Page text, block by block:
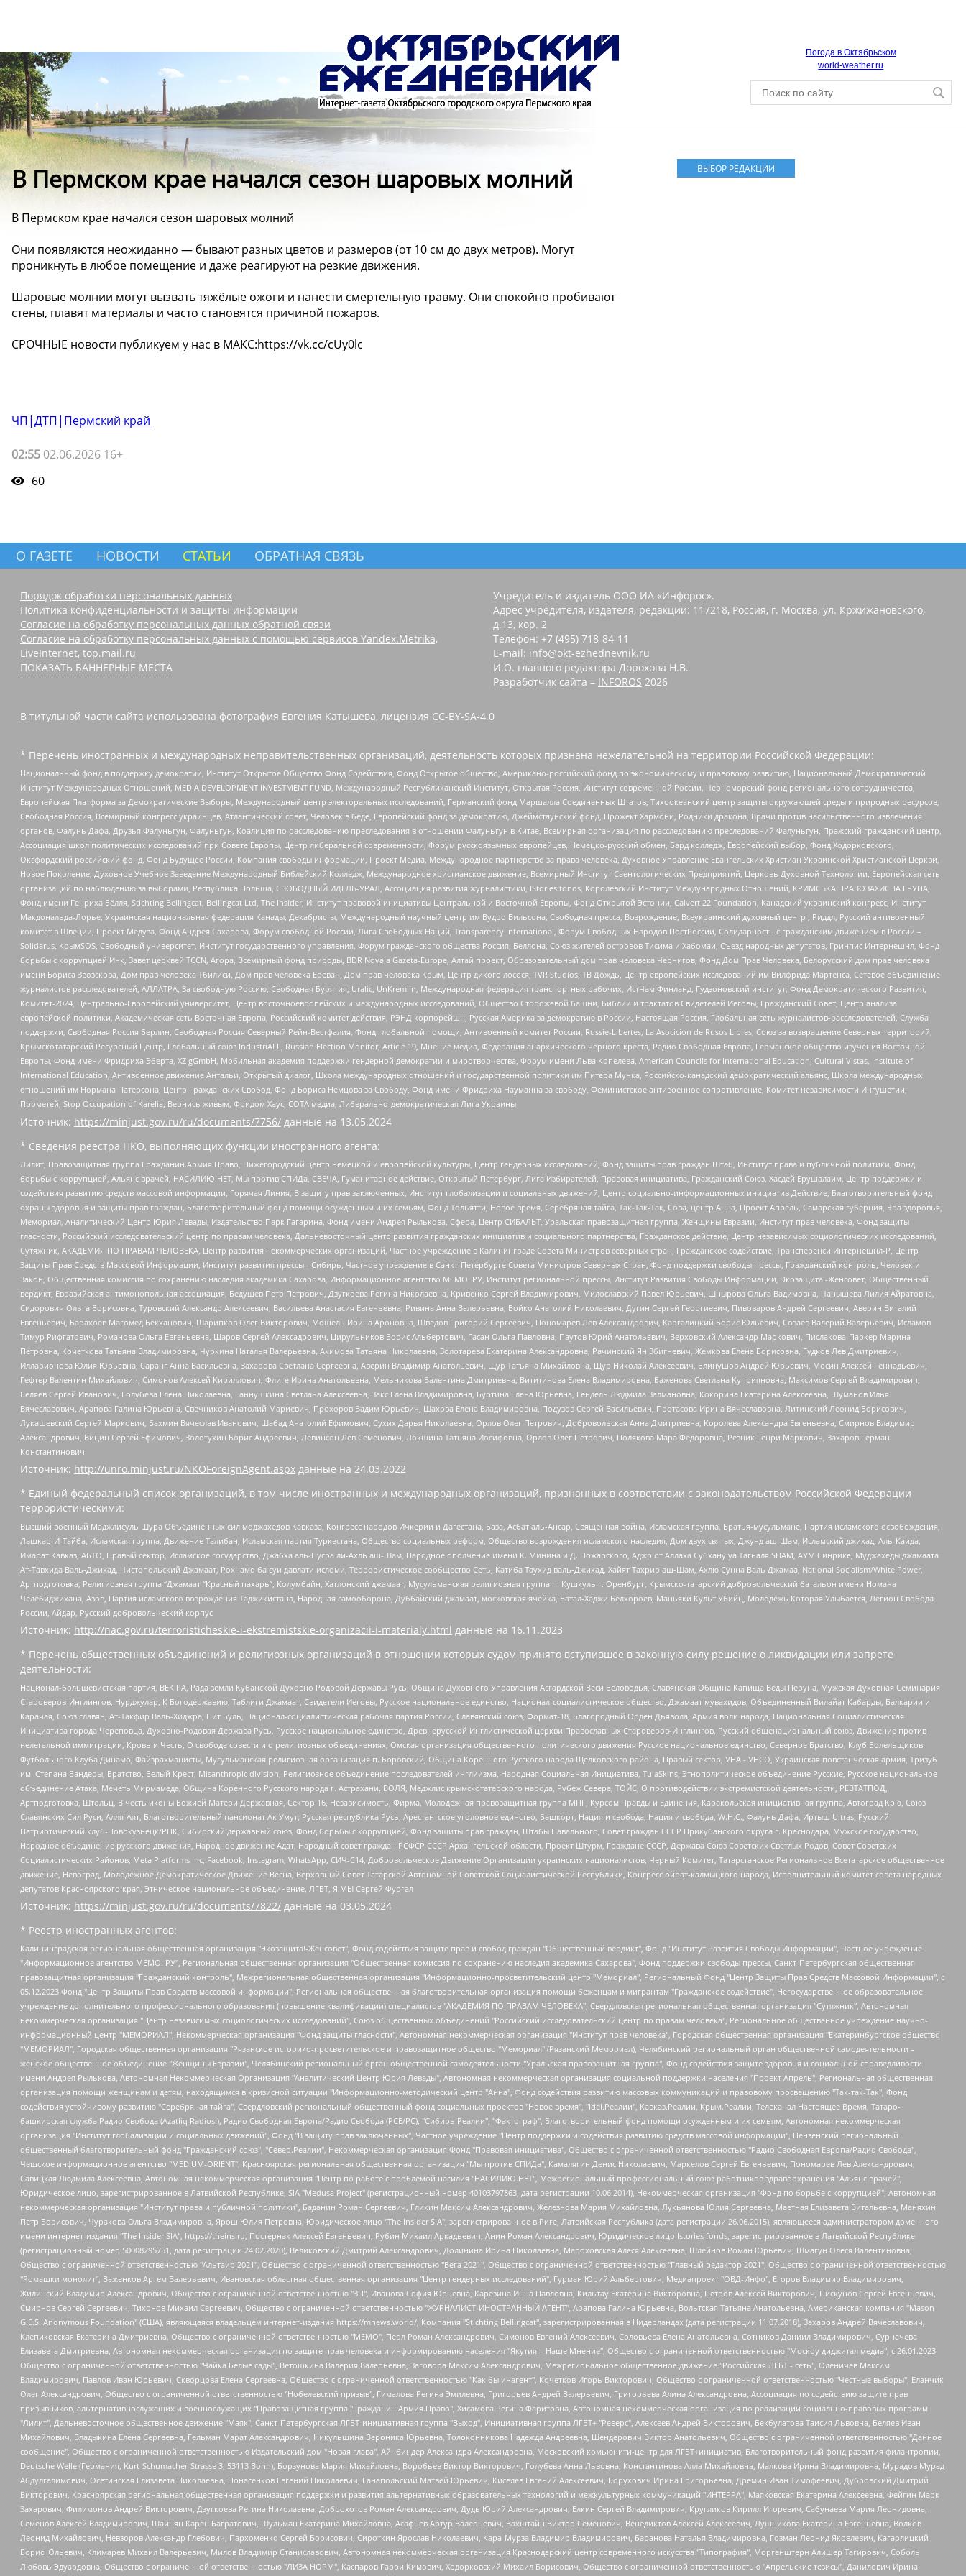
Погода в Октябрьском
world-weather.ru
️В Пермском крае начался сезон шаровых молний
️В Пермском крае начался сезон шаровых молний
Они появляются неожиданно — бывают разных цветов и размеров (от 10 см до двух метров). Могут
проникнуть в любое помещение и даже реагируют на резкие движения.
Шаровые молнии могут вызвать тяжёлые ожоги и нанести смертельную травму. Они спокойно пробивают
стены, плавят материалы и часто становятся причиной пожаров.
СРОЧНЫЕ новости публикуем у нас в МАКС:https://vk.cc/cUy0lc
ЧП|ДТП|Пермский край
02:55 02.06.2026 16+
60
ВЫБОР РЕДАКЦИИ
О ГАЗЕТЕ НОВОСТИ СТАТЬИ ОБРАТНАЯ СВЯЗЬ
Порядок обработки персональных данных
Политика конфиденциальности и защиты информации
Согласие на обработку персональных данных обратной связи
Согласие на обработку персональных данных с помощью сервисов Yandex.Metrika,
LiveInternet, top.mail.ru
ПОКАЗАТЬ БАННЕРНЫЕ МЕСТА
Учредитель и издатель ООО ИА «Инфорос».
Адрес учредителя, издателя, редакции: 117218, Россия, г. Москва, ул. Кржижановского,
д.13, кор. 2
Телефон: +7 (495) 718-84-11
E-mail: info@okt-ezhednevnik.ru
И.О. главного редактора Дорохова Н.В.
Разработчик сайта – INFOROS 2026
В титульной части сайта использована фотография Евгения Катышева, лицензия CC-BY-SA-4.0
* Перечень иностранных и международных неправительственных организаций, деятельность которых признана нежелательной на территории Российской Федерации:
Национальный фонд в поддержку демократии, Институт Открытое Общество Фонд Содействия, Фонд Открытое общество, Американо-российский фонд по экономическому и правовому развитию, Национальный Демократический
Институт Международных Отношений, MEDIA DEVELOPMENT INVESTMENT FUND, Международный Республиканский Институт, Открытая Россия, Институт современной России, Черноморский фонд регионального сотрудничества,
Европейская Платформа за Демократические Выборы, Международный центр электоральных исследований, Германский фонд Маршалла Соединенных Штатов, Тихоокеанский центр защиты окружающей среды и природных ресурсов,
Свободная Россия, Всемирный конгресс украинцев, Атлантический совет, Человек в беде, Европейский фонд за демократию, Джеймстаунский фонд, Прожект Хармони, Родники дракона, Врачи против насильственного извлечения
органов, Фалунь Дафа, Друзья Фалуньгун, Фалуньгун, Коалиция по расследованию преследования в отношении Фалуньгун в Китае, Всемирная организация по расследованию преследований Фалуньгун, Пражский гражданский центр,
Ассоциация школ политических исследований при Совете Европы, Центр либеральной современности, Форум русскоязычных европейцев, Немецко-русский обмен, Бард колледж, Европейский выбор, Фонд Ходорковского,
Оксфордский российский фонд, Фонд Будущее России, Компания свободы информации, Проект Медиа, Международное партнерство за права человека, Духовное Управление Евангельских Христиан Украинской Христианской Церкви,
Новое Поколение, Духовное Учебное Заведение Международный Библейский Колледж, Международное христианское движение, Всемирный Институт Саентологических Предприятий, Церковь Духовной Технологии, Европейская сеть
организаций по наблюдению за выборами, Республика Польша, СВОБОДНЫЙ ИДЕЛЬ-УРАЛ, Ассоциация развития журналистики, IStories fonds, Королевский Институт Международных Отношений, КРИМСЬКА ПРАВОЗАХИСНА ГРУПА,
Фонд имени Генриха Бёлля, Stichting Bellingcat, Bellingcat Ltd, The Insider, Институт правовой инициативы Центральной и Восточной Европы, Фонд Открытой Эстонии, Calvert 22 Foundation, Канадский украинский конгресс, Институт
Макдональда-Лорье, Украинская национальная федерация Канады, Декабристы, Международный научный центр им Вудро Вильсона, Свободная пресса, Возрождение, Всеукраинский духовный центр , Риддл, Русский антивоенный
комитет в Швеции, Проект Медуза, Фонд Андрея Сахарова, Форум свободной России, Лига Свободных Наций, Transparеncy International, Форум Свободных Народов ПостРоссии, Солидарность с гражданским движением в России –
Solidarus, КрымSOS, Свободный университет, Институт государственного управления, Форум гражданского общества Россия, Беллона, Союз жителей островов Тисима и Хабомаи, Съезд народных депутатов, Гринпис Интернешнл, Фонд
борьбы с коррупцией Инк, Завет церквей TCCN, Агора, Всемирный фонд природы, BDR Novaja Gazeta-Europe, Алтай проект, Образовательный дом прав человека Чернигов, Фонд Дом Прав Человека, Белорусский дом прав человека
имени Бориса Звозскова, Дом прав человека Тбилиси, Дом прав человека Ереван, Дом прав человека Крым, Центр дикого лосося, TVR Studios, ТВ Дождь, Центр европейских исследований им Вилфрида Мартенса, Сетевое объединение
журналистов расследователей, АЛЛАТРА, За свободную Россию, Свободная Бурятия, Uralic, UnKremlin, Международная федерация транспортных рабочих, ИстЧам Финланд, Гудзоновский институт, Фонд Демократического Развития,
Комитет-2024, Центрально-Европейский университет, Центр восточноевропейских и международных исследований, Общество Сторожевой башни, Библии и трактатов Свидетелей Иеговы, Гражданский Совет, Центр анализа
европейской политики, Академическая сеть Восточная Европа, Российский комитет действия, РЭНД корпорейшн, Русская Америка за демократию в России, Настоящая Россия, Глобальная сеть журналистов-расследователей, Служба
поддержки, Свободная Россия Берлин, Свободная Россия Северный Рейн-Вестфалия, Фонд глобальной помощи, Антивоенный комитет России, Russie-Libertes, La Asocicion de Rusos Libres, Союз за возвращение Северных территорий,
Крымскотатарский Ресурсный Центр, Глобальный союз IndustriALL, Russian Election Monitor, Article 19, Мнение медиа, Федерация анархического черного креста, Радио Свободная Европа, Германское общество изучения Восточной
Европы, Фонд имени Фридриха Эберта, XZ gGmbH, Мобильная академия поддержки гендерной демократии и миротворчества, Форум имени Льва Копелева, American Councils for International Education, Cultural Vistas, Institute of
International Education, Антивоенное движение Антальи, Открытый диалог, Школа международных отношений и государственной политики им Питера Мунка, Российско-канадский демократический альянс, Школа международных
отношений им Нормана Патерсона, Центр Гражданских Свобод, Фонд Бориса Немцова за Свободу, Фонд имени Фридриха Науманна за свободу, Феминистское антивоенное сопротивление, Комитет независимости Ингушетии,
Прометей, Stop Occupation of Karelia, Вернись живым, Фридом Хаус, СОТА медиа, Либерально-демократическая Лига Украины
Источник: https://minjust.gov.ru/ru/documents/7756/ данные на 13.05.2024
* Сведения реестра НКО, выполняющих функции иностранного агента:
Лилит, Правозащитная группа Гражданин.Армия.Право, Нижегородский центр немецкой и европейской культуры, Центр гендерных исследований, Фонд защиты прав граждан Штаб, Институт права и публичной политики, Фонд
борьбы с коррупцией, Альянс врачей, НАСИЛИЮ.НЕТ, Мы против СПИДа, СВЕЧА, Гуманитарное действие, Открытый Петербург, Лига Избирателей, Правовая инициатива, Гражданский Союз, Хасдей Ерушалаим, Центр поддержки и
содействия развитию средств массовой информации, Горячая Линия, В защиту прав заключенных, Институт глобализации и социальных движений, Центр социально-информационных инициатив Действие, Благотворительный фонд
охраны здоровья и защиты прав граждан, Благотворительный фонд помощи осужденным и их семьям, Фонд Тольятти, Новое время, Серебряная тайга, Так-Так-Так, Сова, центр Анна, Проект Апрель, Самарская губерния, Эра здоровья,
Мемориал, Аналитический Центр Юрия Левады, Издательство Парк Гагарина, Фонд имени Андрея Рылькова, Сфера, Центр СИБАЛЬТ, Уральская правозащитная группа, Женщины Евразии, Институт прав человека, Фонд защиты
гласности, Российский исследовательский центр по правам человека, Дальневосточный центр развития гражданских инициатив и социального партнерства, Гражданское действие, Центр независимых социологических исследований,
Сутяжник, АКАДЕМИЯ ПО ПРАВАМ ЧЕЛОВЕКА, Центр развития некоммерческих организаций, Частное учреждение в Калининграде Совета Министров северных стран, Гражданское содействие, Трансперенси Интернешнл-Р, Центр
Защиты Прав Средств Массовой Информации, Институт развития прессы - Сибирь, Частное учреждение в Санкт-Петербурге Совета Министров Северных Стран, Фонд поддержки свободы прессы, Гражданский контроль, Человек и
Закон, Общественная комиссия по сохранению наследия академика Сахарова, Информационное агентство МЕМО. РУ, Институт региональной прессы, Институт Развития Свободы Информации, Экозащита!-Женсовет, Общественный
вердикт, Евразийская антимонопольная ассоциация, Бедушев Петр Петрович, Дзугкоева Регина Николаевна, Кривенко Сергей Владимирович, Милославский Павел Юрьевич, Шнырова Ольга Вадимовна, Чанышева Лилия Айратовна,
Сидорович Ольга Борисовна, Туровский Александр Алексеевич, Васильева Анастасия Евгеньевна, Ривина Анна Валерьевна, Бойко Анатолий Николаевич, Дугин Сергей Георгиевич, Пивоваров Андрей Сергеевич, Аверин Виталий
Евгеньевич, Барахоев Магомед Бекханович, Шарипков Олег Викторович, Мошель Ирина Ароновна, Шведов Григорий Сергеевич, Пономарев Лев Александрович, Каргалицкий Борис Юльевич, Созаев Валерий Валерьевич, Исламов
Тимур Рифгатович, Романова Ольга Евгеньевна, Щаров Сергей Алексадрович, Цирульников Борис Альбертович, Гасан Ольга Павловна, Паутов Юрий Анатольевич, Верховский Александр Маркович, Пислакова-Паркер Марина
Петровна, Кочеткова Татьяна Владимировна, Чуркина Наталья Валерьевна, Акимова Татьяна Николаевна, Золотарева Екатерина Александровна, Рачинский Ян Збигневич, Жемкова Елена Борисовна, Гудков Лев Дмитриевич,
Илларионова Юлия Юрьевна, Саранг Анна Васильевна, Захарова Светлана Сергеевна, Аверин Владимир Анатольевич, Щур Татьяна Михайловна, Щур Николай Алексеевич, Блинушов Андрей Юрьевич, Мосин Алексей Геннадьевич,
Гефтер Валентин Михайлович, Симонов Алексей Кириллович, Флиге Ирина Анатольевна, Мельникова Валентина Дмитриевна, Вититинова Елена Владимировна, Баженова Светлана Куприяновна, Максимов Сергей Владимирович,
Беляев Сергей Иванович, Голубева Елена Николаевна, Ганнушкина Светлана Алексеевна, Закс Елена Владимировна, Буртина Елена Юрьевна, Гендель Людмила Залмановна, Кокорина Екатерина Алексеевна, Шуманов Илья
Вячеславович, Арапова Галина Юрьевна, Свечников Анатолий Мариевич, Прохоров Вадим Юрьевич, Шахова Елена Владимировна, Подузов Сергей Васильевич, Протасова Ирина Вячеславовна, Литинский Леонид Борисович,
Лукашевский Сергей Маркович, Бахмин Вячеслав Иванович, Шабад Анатолий Ефимович, Сухих Дарья Николаевна, Орлов Олег Петрович, Добровольская Анна Дмитриевна, Королева Александра Евгеньевна, Смирнов Владимир
Александрович, Вицин Сергей Ефимович, Золотухин Борис Андреевич, Левинсон Лев Семенович, Локшина Татьяна Иосифовна, Орлов Олег Петрович, Полякова Мара Федоровна, Резник Генри Маркович, Захаров Герман
Константинович
Источник: http://unro.minjust.ru/NKOForeignAgent.aspx данные на 24.03.2022
* Единый федеральный список организаций, в том числе иностранных и международных организаций, признанных в соответствии с законодательством Российской Федерации
террористическими:
Высший военный Маджлисуль Шура Объединенных сил моджахедов Кавказа, Конгресс народов Ичкерии и Дагестана, База, Асбат аль-Ансар, Священная война, Исламская группа, Братья-мусульмане, Партия исламского освобождения,
Лашкар-И-Тайба, Исламская группа, Движение Талибан, Исламская партия Туркестана, Общество социальных реформ, Общество возрождения исламского наследия, Дом двух святых, Джунд аш-Шам, Исламский джихад, Аль-Каида,
Имарат Кавказ, АБТО, Правый сектор, Исламское государство, Джабха аль-Нусра ли-Ахль аш-Шам, Народное ополчение имени К. Минина и Д. Пожарского, Аджр от Аллаха Субхану уа Тагьаля SHAM, АУМ Синрике, Муджахеды джамаата
Ат-Тавхида Валь-Джихад, Чистопольский Джамаат, Рохнамо ба суи давлати исломи, Террористическое сообщество Сеть, Катиба Таухид валь-Джихад, Хайят Тахрир аш-Шам, Ахлю Сунна Валь Джамаа, National Socialism/White Power,
Артподготовка, Религиозная группа “Джамаат “Красный пахарь”, Колумбайн, Хатлонский джамаат, Мусульманская религиозная группа п. Кушкуль г. Оренбург, Крымско-татарский добровольческий батальон имени Номана
Челебиджихана, Азов, Партия исламского возрождения Таджикистана, Народная самооборона, Дуббайский джамаат, московская ячейка, Батал-Хаджи Белхороев, Маньяки Культ Убийц, Молодёжь Которая Улыбается, Легион Свобода
России, Айдар, Русский добровольческий корпус
Источник: http://nac.gov.ru/terroristicheskie-i-ekstremistskie-organizacii-i-materialy.html данные на 16.11.2023
* Перечень общественных объединений и религиозных организаций в отношении которых судом принято вступившее в законную силу решение о ликвидации или запрете
деятельности:
Национал-большевистская партия, ВЕК РА, Рада земли Кубанской Духовно Родовой Державы Русь, Община Духовного Управления Асгардской Веси Беловодья, Славянская Община Капища Веды Перуна, Мужская Духовная Семинария
Староверов-Инглингов, Нурджулар, К Богодержавию, Таблиги Джамаат, Свидетели Иеговы, Русское национальное единство, Национал-социалистическое общество, Джамаат мувахидов, Объединенный Вилайат Кабарды, Балкарии и
Карачая, Союз славян, Ат-Такфир Валь-Хиджра, Пит Буль, Национал-социалистическая рабочая партия России, Славянский союз, Формат-18, Благородный Орден Дьявола, Армия воли народа, Национальная Социалистическая
Инициатива города Череповца, Духовно-Родовая Держава Русь, Русское национальное единство, Древнерусской Инглистической церкви Православных Староверов-Инглингов, Русский общенациональный союз, Движение против
нелегальной иммиграции, Кровь и Честь, О свободе совести и о религиозных объединениях, Омская организация общественного политического движения Русское национальное единство, Северное Братство, Клуб Болельщиков
Футбольного Клуба Динамо, Файзрахманисты, Мусульманская религиозная организация п. Боровский, Община Коренного Русского народа Щелковского района, Правый сектор, УНА - УНСО, Украинская повстанческая армия, Тризуб
им. Степана Бандеры, Братство, Белый Крест, Misanthropic division, Религиозное объединение последователей инглиизма, Народная Социальная Инициатива, TulaSkins, Этнополитическое объединение Русские, Русское национальное
объединение Атака, Мечеть Мирмамеда, Община Коренного Русского народа г. Астрахани, ВОЛЯ, Меджлис крымскотатарского народа, Рубеж Севера, ТОЙС, О противодействии экстремистской деятельности, РЕВТАТПОД,
Артподготовка, Штольц, В честь иконы Божией Матери Державная, Сектор 16, Независимость, Фирма, Молодежная правозащитная группа МПГ, Курсом Правды и Единения, Каракольская инициативная группа, Автоград Крю, Союз
Славянских Сил Руси, Алля-Аят, Благотворительный пансионат Ак Умут, Русская республика Русь, Арестантское уголовное единство, Башкорт, Нация и свобода, Нация и свобода, W.H.С., Фалунь Дафа, Иртыш Ultras, Русский
Патриотический клуб-Новокузнецк/РПК, Сибирский державный союз, Фонд борьбы с коррупцией, Фонд защиты прав граждан, Штабы Навального, Совет граждан СССР Прикубанского округа г. Краснодара, Мужское государство,
Народное объединение русского движения, Народное движение Адат, Народный совет граждан РСФСР СССР Архангельской области, Проект Штурм, Граждане СССР, Держава Союз Советских Светлых Родов, Совет Советских
Социалистических Районов, Meta Platforms Inc, Facebook, Instagram, WhatsApp, СИЧ-С14, Добровольческое Движение Организации украинских националистов, Черный Комитет, Татарстанское Региональное Всетатарское общественное
движение, Невоград, Молодежное Демократическое Движение Весна, Верховный Совет Татарской Автономной Советской Социалистической Республики, Конгресс ойрат-калмыцкого народа, Исполнительный комитет совета народных
депутатов Красноярского края, Этническое национальное объединение, ЛГБТ, Я.МЫ Сергей Фургал
Источник: https://minjust.gov.ru/ru/documents/7822/ данные на 03.05.2024
* Реестр иностранных агентов:
Калининградская региональная общественная организация "Экозащита!-Женсовет", Фонд содействия защите прав и свобод граждан "Общественный вердикт", Фонд "Институт Развития Свободы Информации", Частное учреждение "Информационное агентство МЕМО. РУ", Региональная общественная организация "Общественная комиссия по сохранению наследия академика Сахарова", Фонд поддержки свободы прессы, Санкт-Петербургская общественная правозащитная организация "Гражданский контроль", Межрегиональная общественная организация "Информационно-просветительский центр "Мемориал", Региональный Фонд "Центр Защиты Прав Средств Массовой Информации", с 05.12.2023 Фонд "Центр Защиты Прав Средств массовой информации", Региональная общественная благотворительная организация помощи беженцам и мигрантам "Гражданское содействие", Негосударственное образовательное учреждение дополнительного профессионального образования (повышение квалификации) специалистов "АКАДЕМИЯ ПО ПРАВАМ ЧЕЛОВЕКА", Свердловская региональная общественная организация "Сутяжник", Автономная некоммерческая организация "Центр независимых социологических исследований", Союз общественных объединений "Российский исследовательский центр по правам человека", Региональное общественное учреждение научно-информационный центр "МЕМОРИАЛ", Некоммерческая организация "Фонд защиты гласности", Автономная некоммерческая организация "Институт прав человека", Городская общественная организация "Екатеринбургское общество "МЕМОРИАЛ", Городская общественная организация "Рязанское историко-просветительское и правозащитное общество "Мемориал" (Рязанский Мемориал), Челябинский региональный орган общественной самодеятельности – женское общественное объединение "Женщины Евразии", Челябинский региональный орган общественной самодеятельности "Уральская правозащитная группа", Фонд содействия защите здоровья и социальной справедливости имени Андрея Рылькова, Автономная Некоммерческая Организация "Аналитический Центр Юрия Левады", Автономная некоммерческая организация социальной поддержки населения "Проект Апрель", Региональная общественная организация помощи женщинам и детям, находящимся в кризисной ситуации "Информационно-методический центр "Анна", Фонд содействия развитию массовых коммуникаций и правовому просвещению "Так-так-Так", Фонд содействия устойчивому развитию "Серебряная тайга", Свердловский региональный общественный фонд социальных проектов "Новое время", "Idel.Реалии", Кавказ.Реалии, Крым.Реалии, Телеканал Настоящее Время, Татаро-башкирская служба Радио Свобода (Azatliq Radiosi), Радио Свободная Европа/Радио Свобода (PCE/PC), "Сибирь.Реалии", "Фактограф", Благотворительный фонд помощи осужденным и их семьям, Автономная некоммерческая организация "Институт глобализации и социальных движений", Фонд "В защиту прав заключенных", Частное учреждение "Центр поддержки и содействия развитию средств массовой информации", Пензенский региональный общественный благотворительный фонд "Гражданский союз", "Север.Реалии", Некоммерческая организация Фонд "Правовая инициатива", Общество с ограниченной ответственностью "Радио Свободная Европа/Радио Свобода", Чешское информационное агентство "MEDIUM-ORIENT", Красноярская региональная общественная организация "Мы против СПИДа", Камалягин Денис Николаевич, Маркелов Сергей Евгеньевич, Пономарев Лев Александрович, Савицкая Людмила Алексеевна, Автономная некоммерческая организация "Центр по работе с проблемой насилия "НАСИЛИЮ.НЕТ", Межрегиональный профессиональный союз работников здравоохранения "Альянс врачей", Юридическое лицо, зарегистрированное в Латвийской Республике, SIA "Medusa Project" (регистрационный номер 40103797863, дата регистрации 10.06.2014), Некоммерческая организация "Фонд по борьбе с коррупцией", Автономная некоммерческая организация "Институт права и публичной политики", Баданин Роман Сергеевич, Гликин Максим Александрович, Железнова Мария Михайловна, Лукьянова Юлия Сергеевна, Маетная Елизавета Витальевна, Маняхин Петр Борисович, Чуракова Ольга Владимировна, Ярош Юлия Петровна, Юридическое лицо "The Insider SIA", зарегистрированное в Риге, Латвийская Республика (дата регистрации 26.06.2015), являющееся администратором доменного имени интернет-издания "The Insider SIA", https://theins.ru, Постернак Алексей Евгеньевич, Рубин Михаил Аркадьевич, Анин Роман Александрович, Юридическое лицо Istories fonds, зарегистрированное в Латвийской Республике (регистрационный номер 50008295751, дата регистрации 24.02.2020), Великовский Дмитрий Александрович, Долинина Ирина Николаевна, Мароховская Алеся Алексеевна, Шлейнов Роман Юрьевич, Шмагун Олеся Валентиновна, Общество с ограниченной ответственностью "Альтаир 2021", Общество с ограниченной ответственностью "Вега 2021", Общество с ограниченной ответственностью "Главный редактор 2021", Общество с ограниченной ответственностью "Ромашки монолит", Важенков Артем Валерьевич, Ивановская областная общественная организация "Центр гендерных исследований", Гурман Юрий Альбертович, Медиапроект "ОВД-Инфо", Егоров Владимир Владимирович, Жилинский Владимир Александрович, Общество с ограниченной ответственностью "ЗП", Иванова София Юрьевна, Карезина Инна Павловна, Кильтау Екатерина Викторовна, Петров Алексей Викторович, Пискунов Сергей Евгеньевич, Смирнов Сергей Сергеевич, Тихонов Михаил Сергеевич, Общество с ограниченной ответственностью "ЖУРНАЛИСТ-ИНОСТРАННЫЙ АГЕНТ", Арапова Галина Юрьевна, Вольтская Татьяна Анатольевна, Американская компания "Mason G.E.S. Anonymous Foundation" (США), являющаяся владельцем интернет-издания https://mnews.world/, Компания "Stichting Bellingcat", зарегистрированная в Нидерландах (дата регистрации 11.07.2018), Захаров Андрей Вячеславович, Клепиковская Екатерина Дмитриевна, Общество с ограниченной ответственностью "МЕМО", Перл Роман Александрович, Симонов Евгений Алексеевич, Соловьева Елена Анатольевна, Сотников Даниил Владимирович, Сурначева Елизавета Дмитриевна, Автономная некоммерческая организация по защите прав человека и информированию населения "Якутия – Наше Мнение", Общество с ограниченной ответственностью "Москоу диджитал медиа", с 26.01.2023 Общество с ограниченной ответственностью "Чайка Белые сады", Ветошкина Валерия Валерьевна, Заговора Максим Александрович, Межрегиональное общественное движение "Российская ЛГБТ - сеть", Оленичев Максим Владимирович, Павлов Иван Юрьевич, Скворцова Елена Сергеевна, Общество с ограниченной ответственностью "Как бы инагент", Кочетков Игорь Викторович, Общество с ограниченной ответственностью "Честные выборы", Еланчик Олег Александрович, Общество с ограниченной ответственностью "Нобелевский призыв", Гималова Регина Эмилевна, Григорьев Андрей Валерьевич, Григорьева Алина Александровна, Ассоциация по содействию защите прав призывников, альтернативнослужащих и военнослужащих "Правозащитная группа "Гражданин.Армия.Право", Хисамова Регина Фаритовна, Автономная некоммерческая организация по реализации социально-правовых программ "Лилит", Дальневосточное общественное движение "Маяк", Санкт-Петербургская ЛГБТ-инициативная группа "Выход", Инициативная группа ЛГБТ+ "Реверс", Алексеев Андрей Викторович, Бекбулатова Таисия Львовна, Беляев Иван Михайлович, Владыкина Елена Сергеевна, Гельман Марат Александрович, Никульшина Вероника Юрьевна, Толоконникова Надежда Андреевна, Шендерович Виктор Анатольевич, Общество с ограниченной ответственностью "Данное сообщение", Общество с ограниченной ответственностью Издательский дом "Новая глава", Айнбиндер Александра Александровна, Московский комьюнити-центр для ЛГБТ+инициатив, Благотворительный фонд развития филантропии, Deutsche Welle (Германия, Kurt-Schumacher-Strasse 3, 53113 Bonn), Борзунова Мария Михайловна, Воробьев Виктор Викторович, Голубева Анна Львовна, Константинова Алла Михайловна, Малкова Ирина Владимировна, Мурадов Мурад Абдулгалимович, Осетинская Елизавета Николаевна, Понасенков Евгений Николаевич, Ганапольский Матвей Юрьевич, Киселев Евгений Алексеевич, Борухович Ирина Григорьевна, Дремин Иван Тимофеевич, Дубровский Дмитрий Викторович, Красноярская региональная общественная организация поддержки и развития альтернативных образовательных технологий и межкультурных коммуникаций "ИНТЕРРА", Маяковская Екатерина Алексеевна, Фейгин Марк Захарович, Филимонов Андрей Викторович, Дзугкоева Регина Николаевна, Доброхотов Роман Александрович, Дудь Юрий Александрович, Елкин Сергей Владимирович, Кругликов Кирилл Игоревич, Сабунаева Мария Леонидовна, Семенов Алексей Владимирович, Шаинян Карен Багратович, Шульман Екатерина Михайловна, Асафьев Артур Валерьевич, Вахштайн Виктор Семенович, Венедиктов Алексей Алексеевич, Лушникова Екатерина Евгеньевна, Волков Леонид Михайлович, Невзоров Александр Глебович, Пархоменко Сергей Борисович, Сироткин Ярослав Николаевич, Кара-Мурза Владимир Владимирович, Баранова Наталья Владимировна, Гозман Леонид Яковлевич, Кагарлицкий Борис Юльевич, Климарев Михаил Валерьевич, Милов Владимир Станиславович, Автономная некоммерческая организация Краснодарский центр современного искусства "Типография", Моргенштерн Алишер Тагирович, Соболь Любовь Эдуардовна, Общество с ограниченной ответственностью "ЛИЗА НОРМ", Каспаров Гарри Кимович, Ходорковский Михаил Борисович, Общество с ограниченной ответственностью "Апрельские тезисы", Данилович Ирина Брониславовна, Кашин Олег Владимирович, Петров Николай Владимирович, Пивоваров Алексей Владимирович, Соколов Михаил Владимирович, Цветкова Юлия Владимировна, Чичваркин Евгений Александрович, Комитет против пыток/Команда против пыток, Общество с ограниченной ответственностью "Первый научный", Общество с ограниченной ответственностью "Вертолет и ко", Белоцерковская Вероника Борисовна, Кац Максим Евгеньевич, Лазарева Татьяна Юрьевна, Шаведдинов Руслан Табризович, Яшин Илья Валерьевич, Общество с ограниченной ответственностью "Иноагент ААВ", Алешковский Дмитрий Петрович, Альбац Евгения Марковна, Быков Дмитрий Львович, Галямина Юлия Евгеньевна, Лойко Сергей Леонидович, Мартынов Кирилл Константинович, Медведев Сергей Александрович, Крашенинников Федор Геннадиевич, Гордеева Катерина Вл